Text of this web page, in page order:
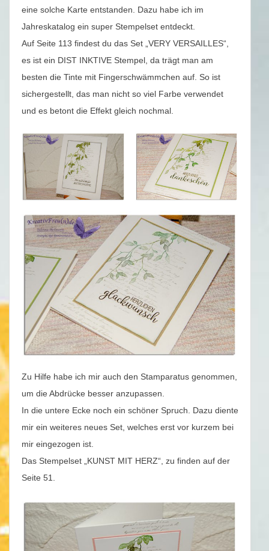
eine solche Karte entstanden. Dazu habe ich im
Jahreskatalog ein super Stempelset entdeckt.
Auf Seite 113 findest du das Set „VERY VERSAILLES“,
es ist ein DIST INKTIVE Stempel, da trägt man am
besten die Tinte mit Fingerschwämmchen auf. So ist
sichergestellt, das man nicht so viel Farbe verwendet
und es betont die Effekt gleich nochmal.
Zu Hilfe habe ich mir auch den Stamparatus genommen,
um die Abdrücke besser anzupassen.
In die untere Ecke noch ein schöner Spruch. Dazu diente
mir ein weiteres neues Set, welches erst vor kurzem bei
mir eingezogen ist.
Das Stempelset „KUNST MIT HERZ“, zu finden auf der
Seite 51.